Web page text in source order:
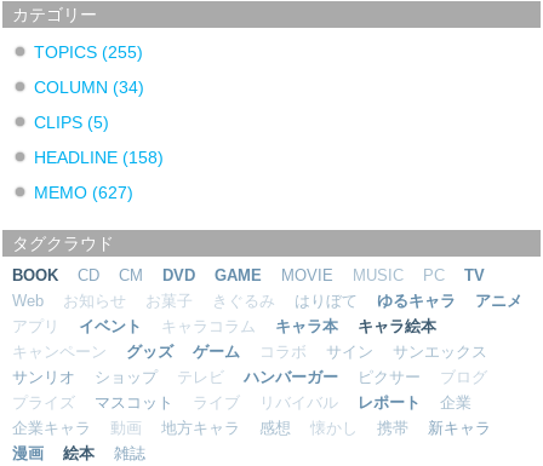
カテゴリー
TOPICS (255)
COLUMN (34)
CLIPS (5)
HEADLINE (158)
MEMO (627)
タグクラウド
BOOK CD CM DVD GAME MOVIE MUSIC PC
TV
Web
お知らせ お菓子 きぐるみ はりぼて ゆるキャラ
アニメ
アプリ
イベント キャラコラム キャラ本
キャラ絵本
キャンペーン
グッズ ゲーム コラボ サイン
サンエックス
サンリオ
ショップ テレビ ハンバーガー ピクサー
ブログ
プライズ
マスコット ライブ リバイバル レポート
企業
企業キャラ
動画 地方キャラ 感想 懐かし 携帯
新キャラ
漫画
絵本 雑誌